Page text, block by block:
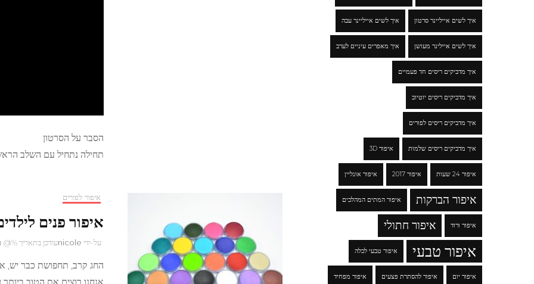
הסבר על הסרטון
תחילה נתחיל עם השלב
איפור לפורים
איפור פנים
על-ידי nicoleעודכן בתאריך %@
החג קרב, תחפושת כבר יש, אך
איך לשים אייליינר סרטון איך לשים אייליינר עבה
איך לשים איילינר מעושן איך מאפרים עיניים לערב
איך מדביקים ריסים חד פעמיים
איך מדביקים ריסים יוטיוב
איך מדביקים ריסים לפורים
איך מדביקים ריסים שלמות איפור 3D
איפור 24 שעות איפור 2017 איפור אונליין
איפור הברקות איפור המתים המהלכים
איפור ורוד איפור חתולי
איפור טבעי איפור טבעי לכלה
איפור יום איפור להסתרת פצעים איפור מפחיד